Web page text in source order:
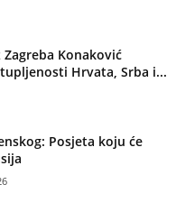
Konaković
Hrvata, Srba i...
Posjeta koju će